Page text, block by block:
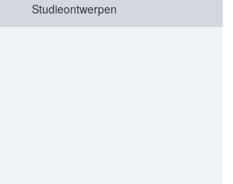
Studieontwerpen